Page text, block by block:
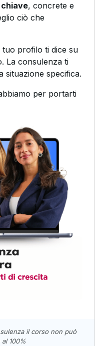
, concrete e
ciò che
profilo ti dice su
La consulenza ti
situazione specifica.
per portarti
il corso non può
100%